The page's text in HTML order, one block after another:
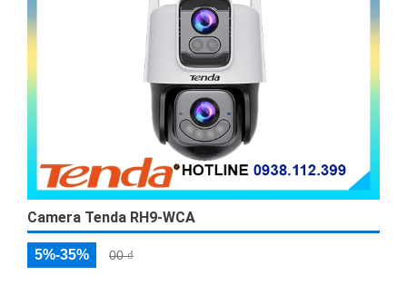
Camera Tenda RH9-WCA
5%-35% 00 ₫